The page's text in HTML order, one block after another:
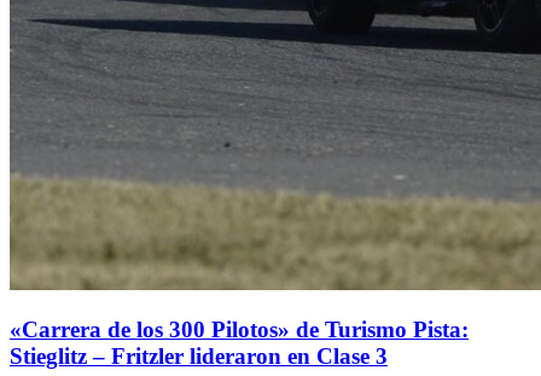
«Carrera de los 300 Pilotos» de Turismo Pista:
Stieglitz – Fritzler lideraron en Clase 3